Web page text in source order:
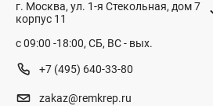
г. Москва, ул. 1-я Стекольная, дом 7
корпус 11
с 09:00 -18:00, СБ, ВС - вых.
+7 (495) 640-33-80
zakaz@remkrep.ru